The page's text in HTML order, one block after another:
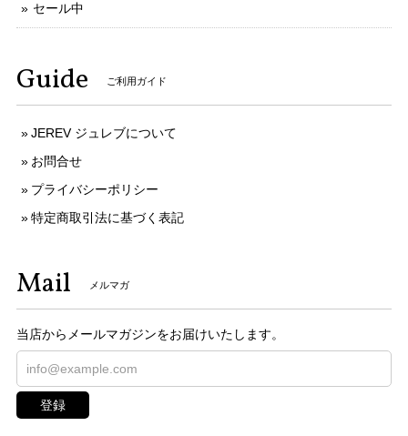
セール中
Guide ご利用ガイド
JEREV ジュレブについて
お問合せ
プライバシーポリシー
特定商取引法に基づく表記
Mail メルマガ
当店からメールマガジンをお届けいたします。
登録